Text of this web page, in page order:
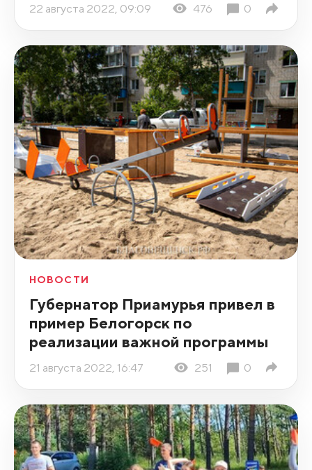
22 августа 2022, 09:09 476 0
НОВОСТИ
Губернатор Приамурья привел в
пример Белогорск по
реализации важной программы
21 августа 2022, 16:47 251 0